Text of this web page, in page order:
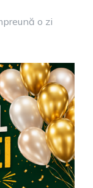
o zi